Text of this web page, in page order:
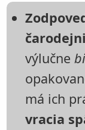
výlučne
má ich
vracia